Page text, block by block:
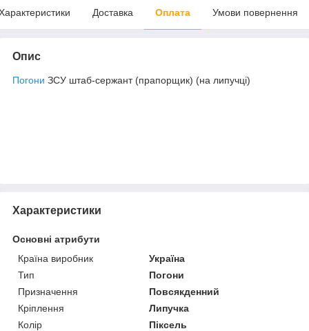
Доставка Оплата Умови повернення
Опис
Погони ЗСУ штаб-сержант (прапорщик) (на липучці)
Характеристики
Основні атрибути
Країна виробник
Україна
Тип
Погони
Призначення
Повсякденний
Кріплення
Липучка
Колір
Піксель